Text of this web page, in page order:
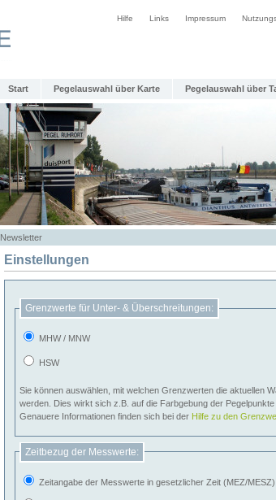
Hilfe Links Impressum
Start Pegelauswahl über Karte Pegelauswahl über
Newsletter
Einstellungen
Grenzwerte für Unter- & Überschreitungen:
MHW / MNW
HSW
Sie können auswählen, mit welchen Grenzwerten die aktuellen
werden. Dies wirkt sich z.B. auf die Farbgebung der
Genauere Informationen finden sich bei der Hilfe zu den
Zeitbezug der Messwerte:
Zeitangabe der Messwerte in gesetzlicher Zeit (MEZ/MESZ)